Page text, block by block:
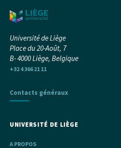
Université de Liège
Place du 20-Août, 7
B- 4000 Liège, Belgique
+32 4 366 21 11
Contacts généraux
UNIVERSITÉ DE LIÈGE
A PROPOS